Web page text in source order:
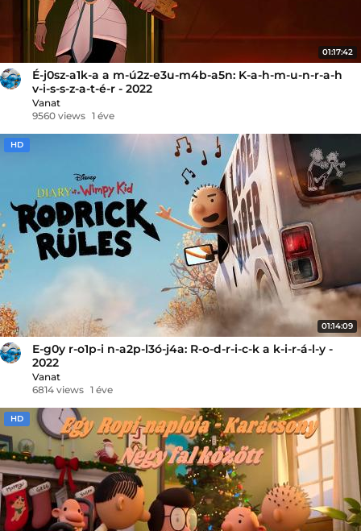
01:17:42
É-j0sz-a1k-a a m-ú2z-e3u-m4b-a5n: K-a-h-m-u-n-r-a-h
v-i-s-s-z-a-t-é-r - 2022
Vanat
9560 views 1 éve
HD
01:14:09
E-g0y r-o1p-i n-a2p-l3ó-j4a: R-o-d-r-i-c-k a k-i-r-á-l-y -
2022
Vanat
6814 views 1 éve
HD